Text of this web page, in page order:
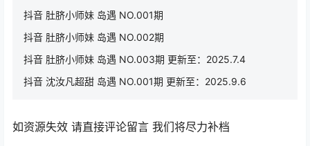
抖音 肚脐小师妹 岛遇 NO.001期
抖音 肚脐小师妹 岛遇 NO.002期
抖音 肚脐小师妹 岛遇 NO.003期 更新至：2025.7.4
抖音 沈汝凡超甜 岛遇 NO.001期 更新至：2025.9.6
如资源失效 请直接评论留言 我们将尽力补档